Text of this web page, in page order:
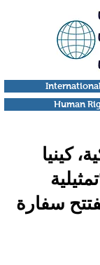
Human
كينيا
سفارة
5 نجوم.